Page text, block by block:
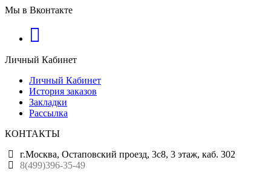
Мы в Вконтакте
Личный Кабинет
Личный Кабинет
История заказов
Закладки
Рассылка
КОНТАКТЫ
г.Москва, Остаповский проезд, 3с8, 3 этаж, каб. 302
8(499)396-35-49